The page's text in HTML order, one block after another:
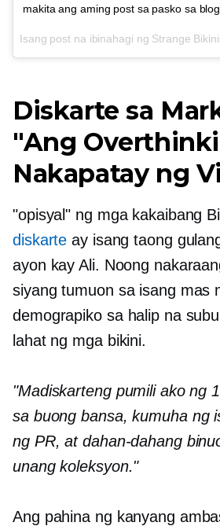
makita ang aming post sa pasko sa
Diskarte sa
"Ang
Nakapatay ng
"opisyal" ng mga kakaibang
diskarte ay isang taong
ayon kay Ali. Noong
siyang tumuon sa isang mas
demograpiko sa halip na
lahat ng mga bikini.
"Madiskarteng pumili ako ng
sa buong bansa, kumuha ng
ng PR, at dahan-dahang
unang koleksyon."
Ang pahina ng kanyang